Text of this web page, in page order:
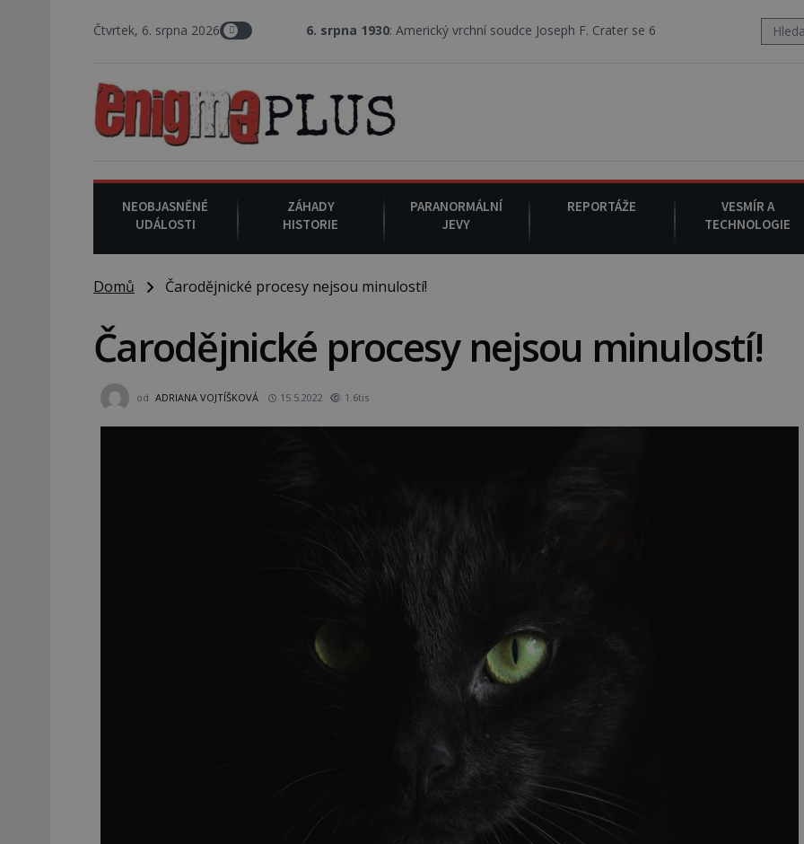
Čtvrtek, 6. srpna 20266. srpna 1930 : Americký vrchní soudce Joseph F. Crater se 6. srpna 1930 navečeří ve své
NEOBJASNĚNÉ
UDÁLOSTI
ZÁHADY
HISTORIE
PARANORMÁLNÍ
JEVY
REPORTÁŽE
VESMÍR A
TECHNOLOGIE
Domů Čarodějnické procesy nejsou minulostí!
Čarodějnické procesy nejsou minulostí!
od ADRIANA VOJTÍŠKOVÁ 15.5.2022 1.6tis